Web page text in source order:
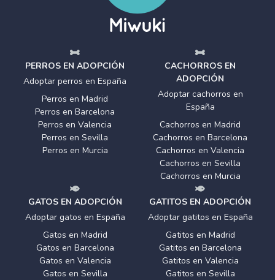
PERROS EN ADOPCIÓN
Adoptar perros en España
Perros en Madrid
Perros en Barcelona
Perros en Valencia
Perros en Sevilla
Perros en Murcia
CACHORROS EN
ADOPCIÓN
Adoptar cachorros en
España
Cachorros en Madrid
Cachorros en Barcelona
Cachorros en Valencia
Cachorros en Sevilla
Cachorros en Murcia
GATOS EN ADOPCIÓN
Adoptar gatos en España
Gatos en Madrid
Gatos en Barcelona
Gatos en Valencia
Gatos en Sevilla
GATITOS EN ADOPCIÓN
Adoptar gatitos en España
Gatitos en Madrid
Gatitos en Barcelona
Gatitos en Valencia
Gatitos en Sevilla